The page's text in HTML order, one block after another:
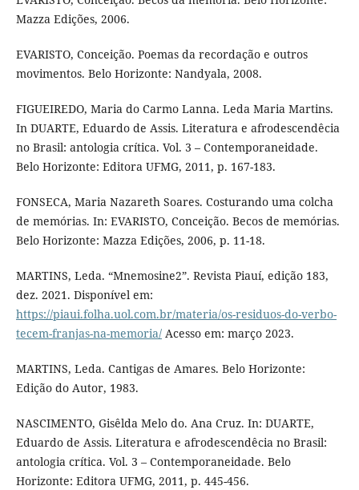
Mazza Edições, 2006.
EVARISTO, Conceição. Poemas da recordação e outros
movimentos. Belo Horizonte: Nandyala, 2008.
FIGUEIREDO, Maria do Carmo Lanna. Leda Maria Martins.
In DUARTE, Eduardo de Assis. Literatura e afrodescendêcia
no Brasil: antologia crítica. Vol. 3 – Contemporaneidade.
Belo Horizonte: Editora UFMG, 2011, p. 167-183.
FONSECA, Maria Nazareth Soares. Costurando uma colcha
de memórias. In: EVARISTO, Conceição. Becos de memórias.
Belo Horizonte: Mazza Edições, 2006, p. 11-18.
MARTINS, Leda. “Mnemosine2”. Revista Piauí, edição 183,
dez. 2021. Disponível em:
https://piaui.folha.uol.com.br/materia/os-residuos-do-verbo-
tecem-franjas-na-memoria/Acesso em: março 2023.
MARTINS, Leda. Cantigas de Amares. Belo Horizonte:
Edição do Autor, 1983.
NASCIMENTO, Gisêlda Melo do. Ana Cruz. In: DUARTE,
Eduardo de Assis. Literatura e afrodescendêcia no Brasil:
antologia crítica. Vol. 3 – Contemporaneidade. Belo
Horizonte: Editora UFMG, 2011, p. 445-456.